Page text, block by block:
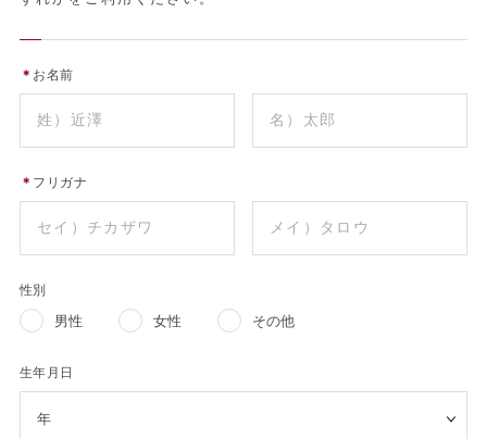
＊ お名前
＊ フリガナ
性別
男性 女性 その他
生年月日